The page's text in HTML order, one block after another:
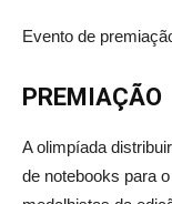
Evento de
PREMIAÇÃO
A olimpíada
de notebooks para